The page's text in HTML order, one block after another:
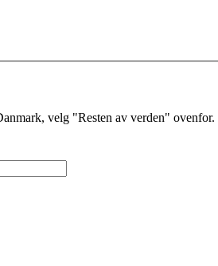
velg "Resten av verden" ovenfor.